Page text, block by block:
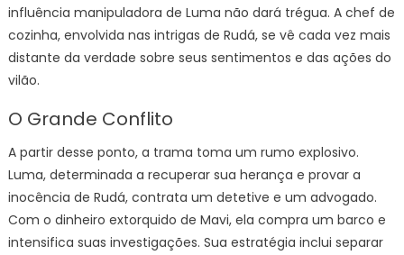
influência manipuladora de Luma não dará trégua. A chef de
cozinha, envolvida nas intrigas de Rudá, se vê cada vez mais
distante da verdade sobre seus sentimentos e das ações do
vilão.
O Grande Conflito
A partir desse ponto, a trama toma um rumo explosivo.
Luma, determinada a recuperar sua herança e provar a
inocência de Rudá, contrata um detetive e um advogado.
Com o dinheiro extorquido de Mavi, ela compra um barco e
intensifica suas investigações. Sua estratégia inclui separar